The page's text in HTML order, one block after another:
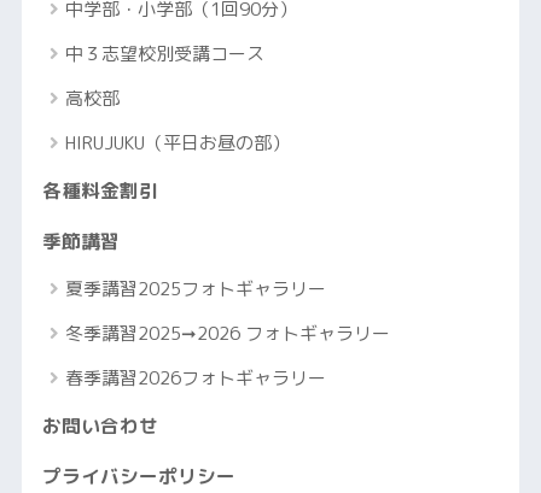
中学部・小学部（1回90分）
中３志望校別受講コース
高校部
HIRUJUKU（平日お昼の部）
各種料金割引
季節講習
夏季講習2025フォトギャラリー
冬季講習2025➞2026 フォトギャラリー
春季講習2026フォトギャラリー
お問い合わせ
プライバシーポリシー